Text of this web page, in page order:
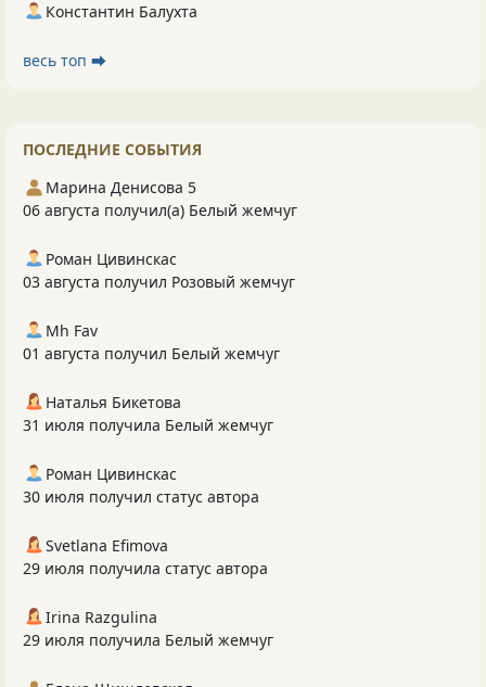
Константин Балухта
весь топ ⮕
ПОСЛЕДНИЕ СОБЫТИЯ
Марина Денисова 5
06 августа получил(а) Белый жемчуг
Роман Цивинскас
03 августа получил Розовый жемчуг
Mh Fav
01 августа получил Белый жемчуг
Наталья Бикетова
31 июля получила Белый жемчуг
Роман Цивинскас
30 июля получил статус автора
Svetlana Efimova
29 июля получила статус автора
Irina Razgulina
29 июля получила Белый жемчуг